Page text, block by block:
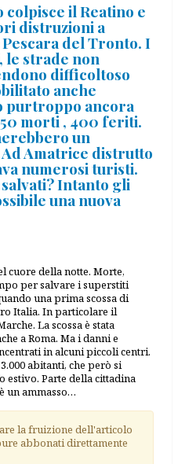
il Reatino e
distruzioni a
del Tronto. I
le strade non
difficoltoso
anche
purtroppo ancora
morti , 400 feriti.
un
Amatrice distrutto
numerosi turisti.
Intanto gli
una nuova
cuore della notte. Morte,
per salvare i superstiti
una prima scossa di
Italia. In particolare il
La scossa è stata
a Roma. Ma i danni e
in alcuni piccoli centri.
abitanti, che però si
Parte della cittadina
un ammasso…
la fruizione dell'articolo
abbonati direttamente